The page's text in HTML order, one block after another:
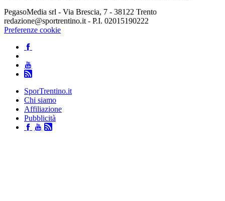
PegasoMedia srl - Via Brescia, 7 - 38122 Trento
redazione@sportrentino.it - P.I. 02015190222
Preferenze cookie
SporTrentino.it
Chi siamo
Affiliazione
Pubblicità